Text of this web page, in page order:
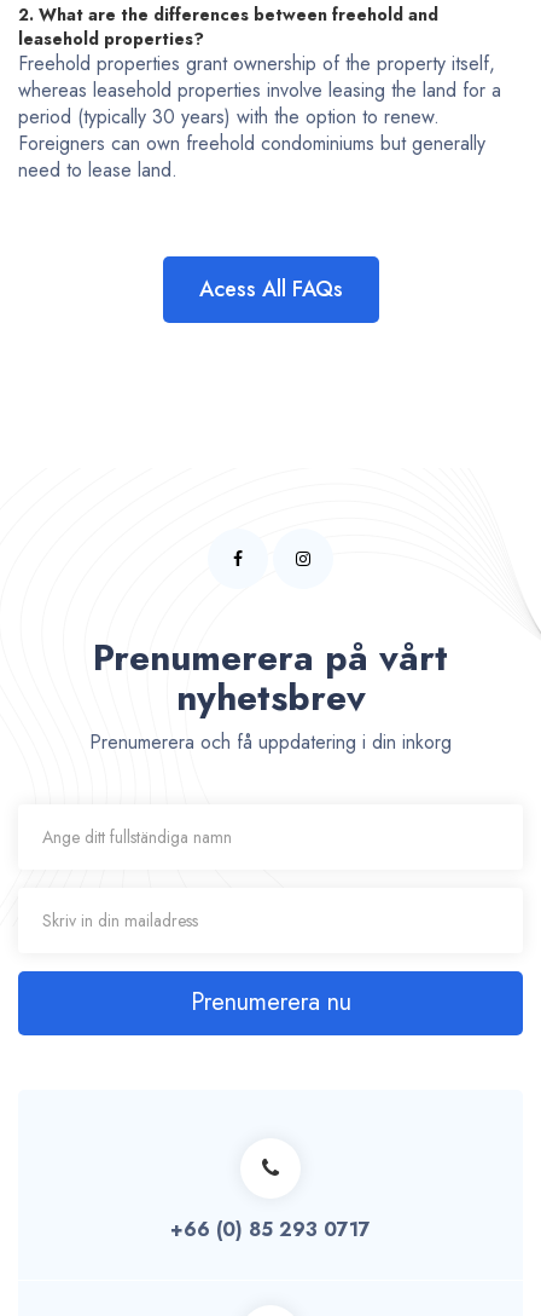
2. What are the differences between freehold and
leasehold properties?
Freehold properties grant ownership of the property itself,
whereas leasehold properties involve leasing the land for a
period (typically 30 years) with the option to renew.
Foreigners can own freehold condominiums but generally
need to lease land.
Acess All FAQs
Prenumerera på vårt
nyhetsbrev
Prenumerera och få uppdatering i din inkorg
Prenumerera nu
+66 (0) 85 293 0717